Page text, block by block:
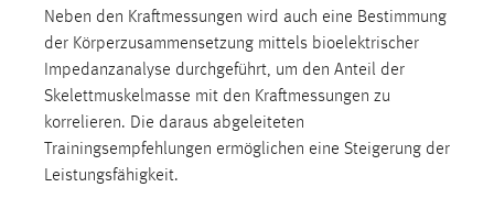
Neben den Kraftmessungen wird auch eine Bestimmung
der Körperzusammensetzung mittels bioelektrischer
Impedanzanalyse durchgeführt, um den Anteil der
Skelettmuskelmasse mit den Kraftmessungen zu
korrelieren. Die daraus abgeleiteten
Trainingsempfehlungen ermöglichen eine Steigerung der
Leistungsfähigkeit.